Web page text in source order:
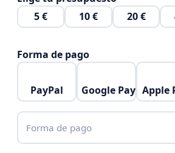
5 €
10 € 20 €
Forma de pago
PayPal Google Pay Apple
Forma de pago